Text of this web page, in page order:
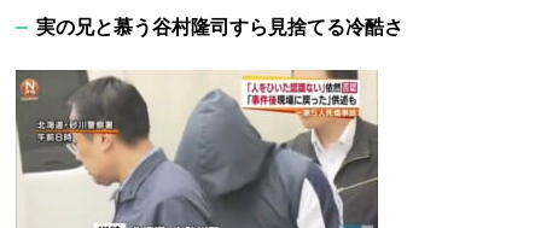
実の兄と慕う谷村隆司すら見捨てる冷酷さ